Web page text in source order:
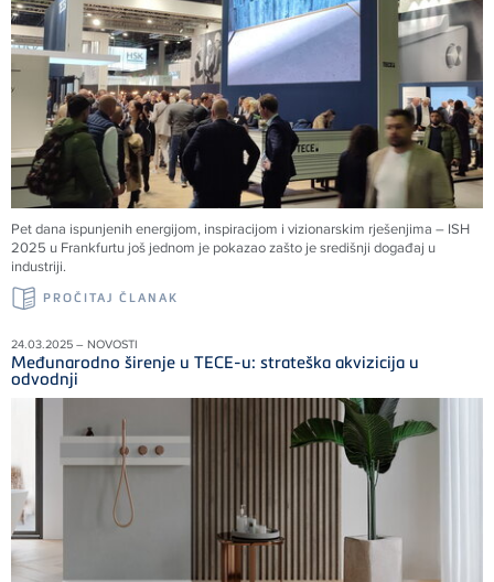
Pet dana ispunjenih energijom, inspiracijom i vizionarskim rješenjima – ISH
2025 u Frankfurtu još jednom je pokazao zašto je središnji događaj u
industriji.
PROČITAJ ČLANAK
24.03.2025 – NOVOSTI
Međunarodno širenje u TECE-u: strateška akvizicija u
odvodnji